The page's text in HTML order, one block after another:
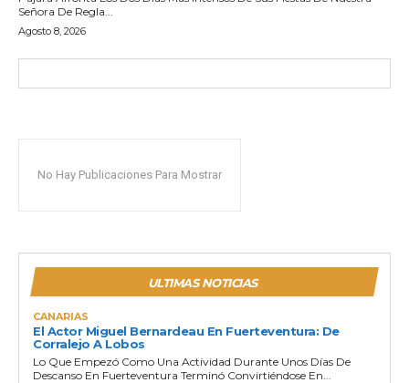
Señora De Regla...
Agosto 8, 2026
No Hay Publicaciones Para Mostrar
ULTIMAS NOTICIAS
CANARIAS
El Actor Miguel Bernardeau En Fuerteventura: De
Corralejo A Lobos
Lo Que Empezó Como Una Actividad Durante Unos Días De
Descanso En Fuerteventura Terminó Convirtiéndose En...